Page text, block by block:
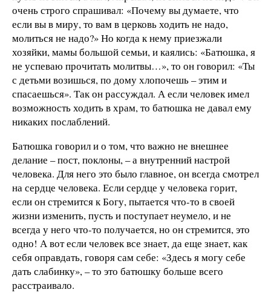
очень строго спрашивал: «Почему вы думаете, что
если вы в миру, то вам в церковь ходить не надо,
молиться не надо?» Но когда к нему приезжали
хозяйки, мамы большой семьи, и каялись: «Батюшка, я
не успеваю прочитать молитвы…», то он говорил: «Ты
с детьми возишься, по дому хлопочешь – этим и
спасаешься». Так он рассуждал. А если человек имел
возможность ходить в храм, то батюшка не давал ему
никаких послаблений.
Батюшка говорил и о том, что важно не внешнее
делание – пост, поклоны, – а внутренний настрой
человека. Для него это было главное, он всегда смотрел
на сердце человека. Если сердце у человека горит,
если он стремится к Богу, пытается что-то в своей
жизни изменить, пусть и поступает неумело, и не
всегда у него что-то получается, но он стремится, это
одно! А вот если человек все знает, да еще знает, как
себя оправдать, говоря сам себе: «Здесь я могу себе
дать слабинку», – то это батюшку больше всего
расстраивало.